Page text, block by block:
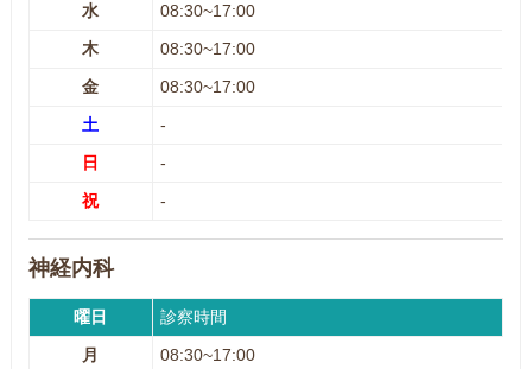
水
08:30~17:00
木
08:30~17:00
金
08:30~17:00
土
-
日
-
祝
-
神経内科
曜日
診察時間
月
08:30~17:00